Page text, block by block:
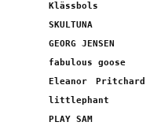
Klässbols
SKULTUNA
GEORG JENSEN
fabulous goose
Eleanor Pritchard
littlephant
PLAY SAM